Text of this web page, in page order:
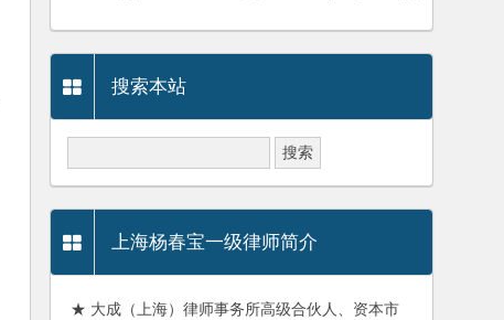
搜索本站
上海杨春宝一级律师简介
★ 大成（上海）律师事务所高级合伙人、资本市